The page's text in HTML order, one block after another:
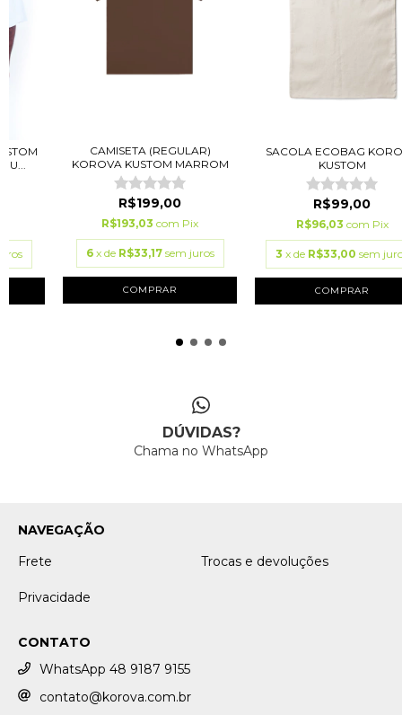
CAMISETA (REGULAR)
KOROVA KUSTOM MARROM
R$199,00
R$193,03 com Pix
6 x de R$33,17 sem juros
COMPRAR
SACOLA ECOBAG
KUSTOM
R$99,00
R$96,03 com Pix
3 x de R$33,00 sem
COMPRAR
DÚVIDAS?
Chama no WhatsApp
NAVEGAÇÃO
Frete
Trocas e devoluções
Privacidade
CONTATO
WhatsApp 48 9187 9155
contato@korova.com.br